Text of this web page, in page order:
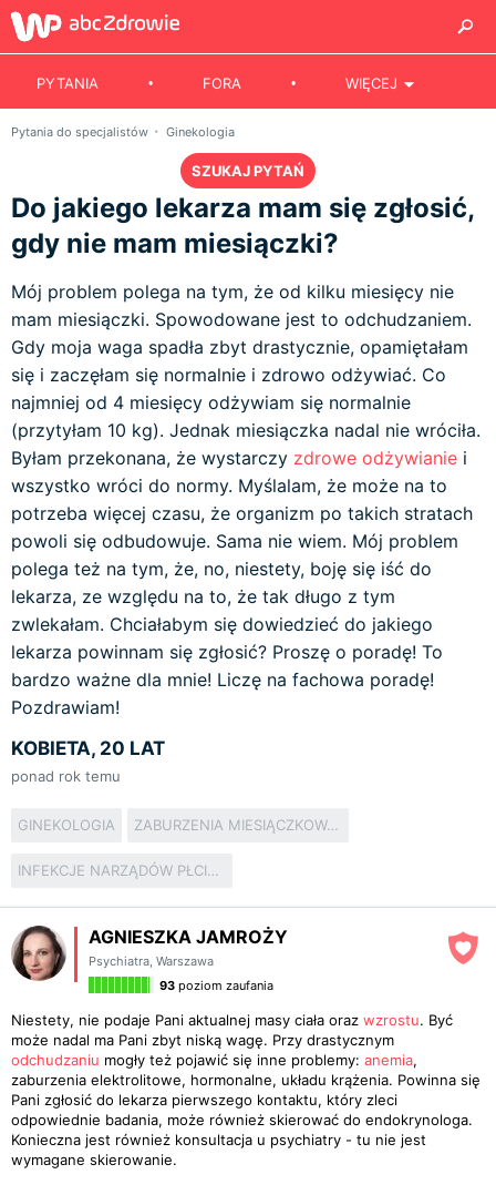
PYTANIA FORA WIĘCEJ
Pytania do specjalistów Ginekologia
SZUKAJ PYTAŃ
Do jakiego lekarza mam się zgłosić,
gdy nie mam miesiączki?
Mój problem polega na tym, że od kilku miesięcy nie
mam miesiączki. Spowodowane jest to odchudzaniem.
Gdy moja waga spadła zbyt drastycznie, opamiętałam
się i zaczęłam się normalnie i zdrowo odżywiać. Co
najmniej od 4 miesięcy odżywiam się normalnie
(przytyłam 10 kg). Jednak miesiączka nadal nie wróciła.
Byłam przekonana, że wystarczy zdrowe odżywianie i
wszystko wróci do normy. Myślalam, że może na to
potrzeba więcej czasu, że organizm po takich stratach
powoli się odbudowuje. Sama nie wiem. Mój problem
polega też na tym, że, no, niestety, boję się iść do
lekarza, ze względu na to, że tak długo z tym
zwlekałam. Chciałabym się dowiedzieć do jakiego
lekarza powinnam się zgłosić? Proszę o poradę! To
bardzo ważne dla mnie! Liczę na fachowa poradę!
Pozdrawiam!
KOBIETA, 20 LAT
ponad rok temu
GINEKOLOGIA ZABURZENIA MIESIĄCZKOWANIA
INFEKCJE NARZĄDÓW PŁCIOWYCH
AGNIESZKA JAMROŻY
Psychiatra, Warszawa
93 poziom zaufania
Niestety, nie podaje Pani aktualnej masy ciała oraz wzrostu. Być
może nadal ma Pani zbyt niską wagę. Przy drastycznym
odchudzaniu mogły też pojawić się inne problemy: anemia,
zaburzenia elektrolitowe, hormonalne, układu krążenia. Powinna się
Pani zgłosić do lekarza pierwszego kontaktu, który zleci
odpowiednie badania, może również skierować do endokrynologa.
Konieczna jest również konsultacja u psychiatry - tu nie jest
wymagane skierowanie.